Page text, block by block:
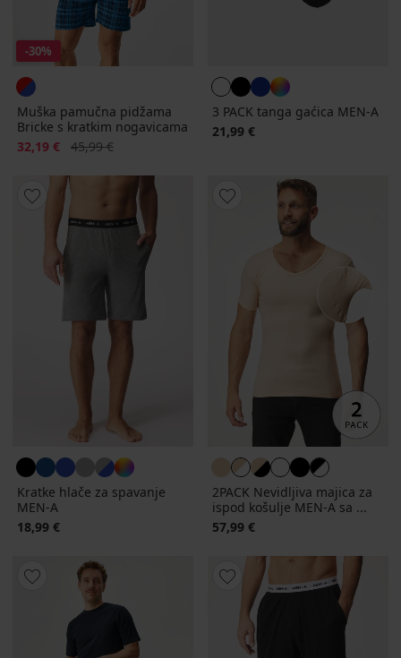
-30%
Muška pamučna pidžama
Bricke s kratkim nogavicama
Popust
32,19 € Prvobitna cijena
45,99 €
3 PACK tanga gaćica MEN-A
21,99 €
Kratke hlače za spavanje
MEN-A
18,99 €
2PACK Nevidljiva majica za
ispod košulje MEN-A sa ...
57,99 €